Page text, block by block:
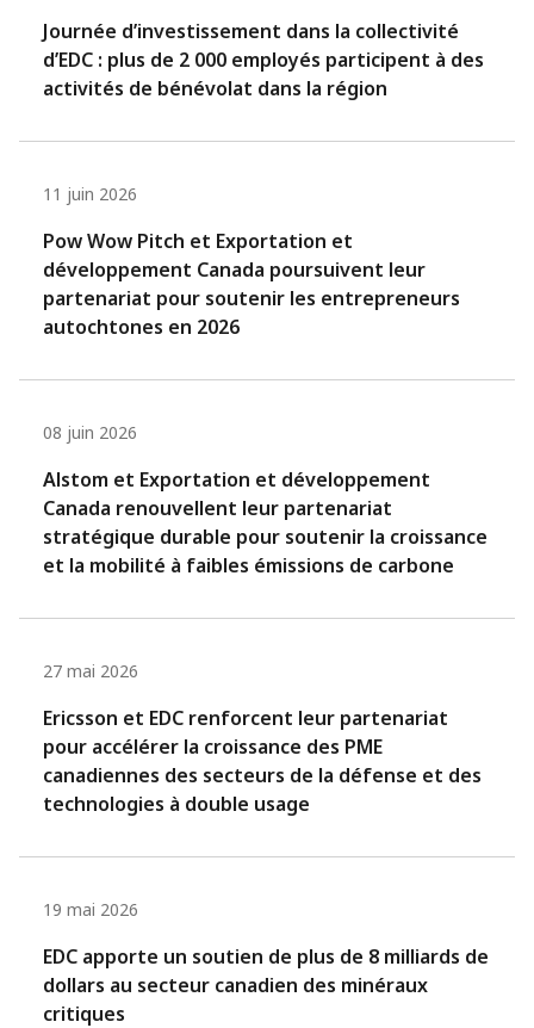
Journée d’investissement dans la collectivité
d’EDC : plus de 2 000 employés participent à des
activités de bénévolat dans la région
11 juin 2026
Pow Wow Pitch et Exportation et
développement Canada poursuivent leur
partenariat pour soutenir les entrepreneurs
autochtones en 2026
08 juin 2026
Alstom et Exportation et développement
Canada renouvellent leur partenariat
stratégique durable pour soutenir la croissance
et la mobilité à faibles émissions de carbone
27 mai 2026
Ericsson et EDC renforcent leur partenariat
pour accélérer la croissance des PME
canadiennes des secteurs de la défense et des
technologies à double usage
19 mai 2026
EDC apporte un soutien de plus de 8 milliards de
dollars au secteur canadien des minéraux
critiques